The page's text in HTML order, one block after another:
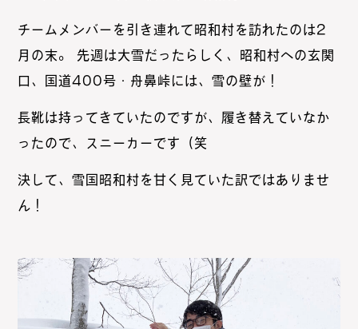
チームメンバーを引き連れて昭和村を訪れたのは2
月の末。 先週は大雪だったらしく、昭和村への玄関
口、国道400号・舟鼻峠には、雪の壁が！
長靴は持ってきていたのですが、履き替えていなか
ったので、スニーカーです（笑
決して、雪国昭和村を甘く見ていた訳ではありませ
ん！